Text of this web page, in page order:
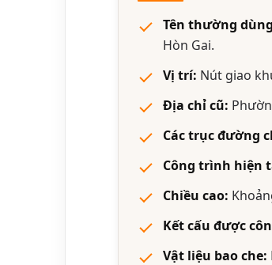
Tên thường
Hòn Gai.
Vị trí: Nút giao
Địa chỉ cũ:
Các trục đường
Công trình hiện
Chiều cao:
Kết cấu được
Vật liệu bao che: